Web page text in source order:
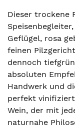
Dieser trockene
Geflügel, rosa
feinen
dennoch
absoluten
Handwerk und
perfekt
Wein, der mit
naturnahe